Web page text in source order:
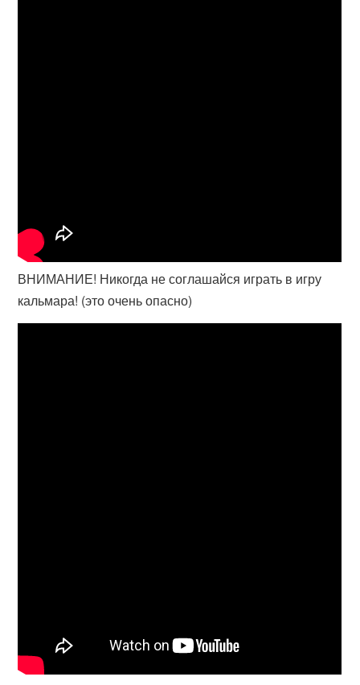
ВНИМАНИЕ! Никогда не соглашайся играть в игру
кальмара! (это очень опасно)